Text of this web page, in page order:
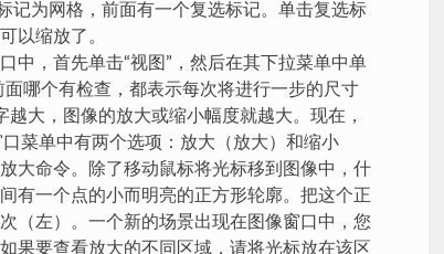
记为网格，前面有一个复选标记。单击复选标
以缩放了。
中，首先单击“视图”，然后在其下拉菜单中单
哪个有检查，都表示每次将进行一步的尺寸
大，图像的放大或缩小幅度就越大。现在，
菜单中有两个选项：放大（放大）和缩小
大命令。除了移动鼠标将光标移到图像中，什
有一个点的小而明亮的正方形轮廓。把这个正
（左）。一个新的场景出现在图像窗口中，您
果要查看放大的不同区域，请将光标放在该区